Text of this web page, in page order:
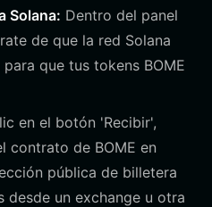
Solana: Dentro del panel
de que la red Solana
que tus tokens BOME
en el botón 'Recibir',
contrato de BOME en
pública de billetera
desde un exchange u otra